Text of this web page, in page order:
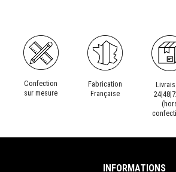
Confection
sur mesure
Fabrication
Française
INFORMATIONS